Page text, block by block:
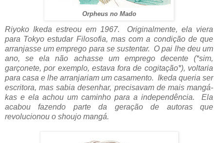
Orpheus no Mado
Riyoko Ikeda estreou em 1967. Originalmente, ela viera
para Tokyo estudar Filosofia, mas com a condição de que
arranjasse um emprego para se sustentar. O pai lhe deu um
ano, se ela não achasse um emprego decente (*sim,
garçonete, por exemplo, estava fora de cogitação*), voltaria
para casa e lhe arranjariam um casamento. Ikeda queria ser
escritora, mas sabia desenhar, precisavam de mais mangá-
kas e ela achou um caminho para a independência. Ela
acabou fazendo parte da geração de autoras que
revolucionou o shoujo mangá.